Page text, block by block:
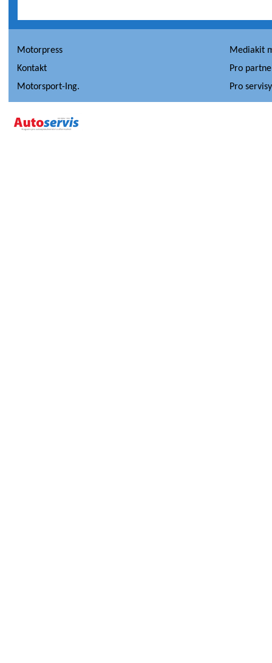
Motorpress
Mediakit
Kontakt
Pro
Motorsport-Ing.
Pro servisy